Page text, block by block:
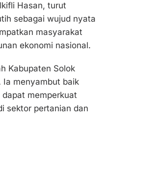
Hasan, turut
sebagai wujud nyata
masyarakat
ekonomi nasional.
Kabupaten Solok
menyambut baik
memperkuat
sektor pertanian dan